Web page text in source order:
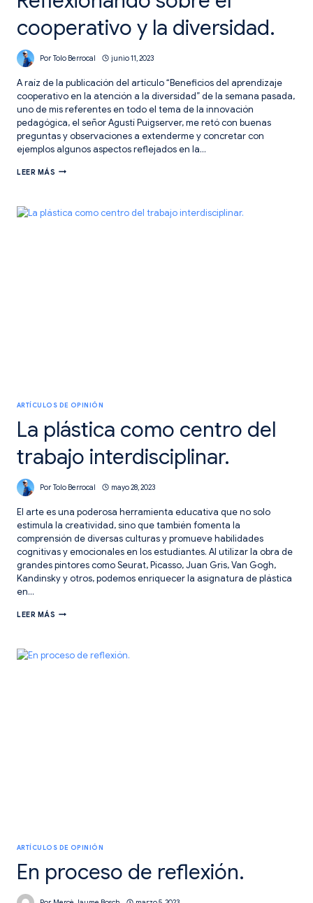
cooperativo y la diversidad.
Por Tolo Berrocal junio 11, 2023
A raíz de la publicación del artículo “Beneficios del aprendizaje
cooperativo en la atención a la diversidad” de la semana pasada,
uno de mis referentes en todo el tema de la innovación
pedagógica, el señor Agustí Puigserver, me retó con buenas
preguntas y observaciones a extenderme y concretar con
ejemplos algunos aspectos reflejados en la…
LEER MÁS REFLEXIONANDO
Y
ARTÍCULOS DE OPINIÓN
La plástica como centro del
trabajo interdisciplinar.
Por Tolo Berrocal mayo 28, 2023
El arte es una poderosa herramienta educativa que no solo
estimula la creatividad, sino que también fomenta la
comprensión de diversas culturas y promueve habilidades
cognitivas y emocionales en los estudiantes. Al utilizar la obra de
grandes pintores como Seurat, Picasso, Juan Gris, Van Gogh,
Kandinsky y otros, podemos enriquecer la asignatura de plástica
en…
LEER MÁS LA
DEL
ARTÍCULOS DE OPINIÓN
En proceso de reflexión.